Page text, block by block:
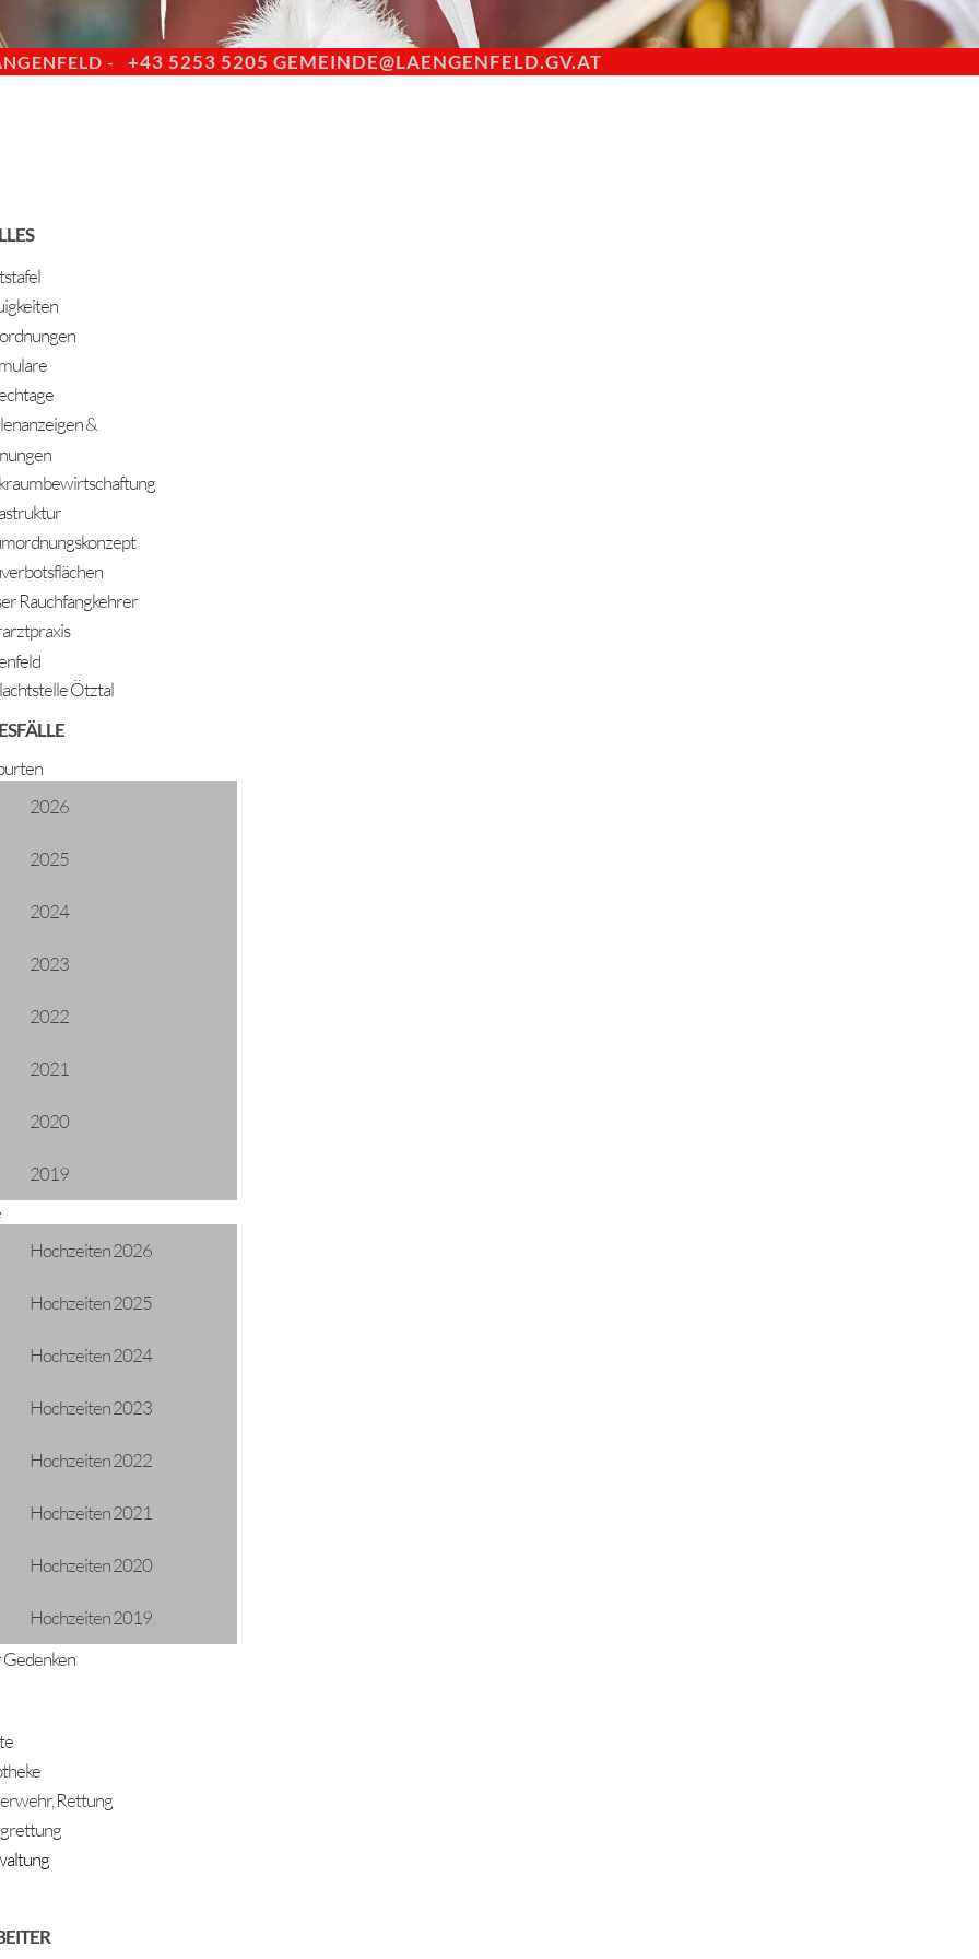
- +43 5253 5205 GEMEINDE@LAENGENFELD.GV.AT
&
Rauchfangkehrer
Ötztal
2026
2025
2024
2023
2022
2021
2020
2019
Hochzeiten 2026
Hochzeiten 2025
Hochzeiten 2024
Hochzeiten 2023
Hochzeiten 2022
Hochzeiten 2021
Hochzeiten 2020
Hochzeiten 2019
Rettung
dem Heiligen Abend wird in Längenfeld wieder durch verschiedene Angebote geprägt sein. Ein wenig Zeit in
musst es nur annehmen.
geworden und doch immer noch durch die Vielfältigkeit der einzelnen Fenster so einzigartig.
Kirchen und Kapellen, hören weihnachtliche Musik und Lieder und lauschen neuen Texten rund um die
dunklen Jahreszeit bringt Wärme und Freude in die Familien.
Und am Ende kommen alle vor der Krippe am Heiligen Abend zusammen und erwarten die Ankunft